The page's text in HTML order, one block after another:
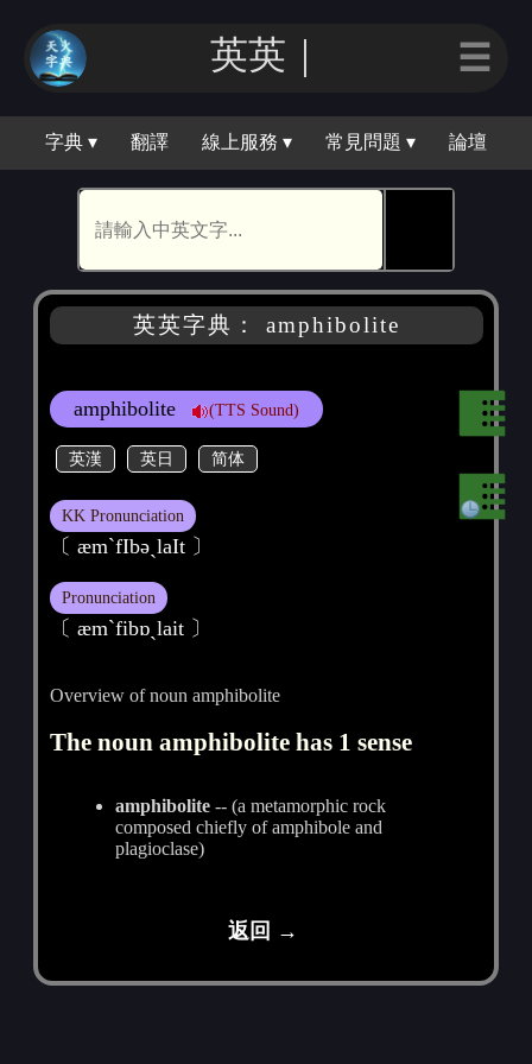
英英｜ ☰
字典 ▾ 翻譯 線上服務 ▾ 常見問題 ▾ 論壇
英英字典： amphibolite
amphibolite (TTS Sound)
英漢 英日 简体
KK Pronunciation
〔 æm`fIbәˏlaIt 〕
Pronunciation
〔 æmˋfibɒˏlait 〕
Overview of noun amphibolite
The noun amphibolite has 1 sense
amphibolite -- (a metamorphic rock
composed chiefly of amphibole and
plagioclase)
返回 →